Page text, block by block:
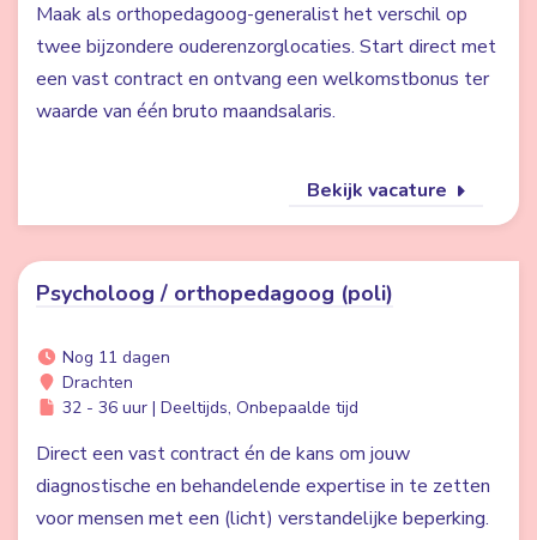
Maak als orthopedagoog-generalist het verschil op
twee bijzondere ouderenzorglocaties. Start direct met
een vast contract en ontvang een welkomstbonus ter
waarde van één bruto maandsalaris.
Bekijk vacature
Psycholoog / orthopedagoog (poli)
Nog 11 dagen
Drachten
32 - 36 uur | Deeltijds, Onbepaalde tijd
Direct een vast contract én de kans om jouw
diagnostische en behandelende expertise in te zetten
voor mensen met een (licht) verstandelijke beperking.